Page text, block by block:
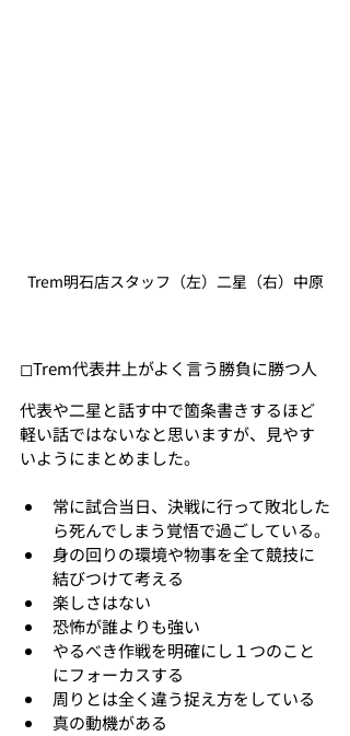
Trem明石店スタッフ（左）二星（右）中原
◻︎Trem代表井上がよく言う勝負に勝つ人
代表や二星と話す中で箇条書きするほど
軽い話ではないなと思いますが、見やす
いようにまとめました。
常に試合当日、決戦に行って敗北した
ら死んでしまう覚悟で過ごしている。
身の回りの環境や物事を全て競技に
結びつけて考える
楽しさはない
恐怖が誰よりも強い
やるべき作戦を明確にし１つのこと
にフォーカスする
周りとは全く違う捉え方をしている
真の動機がある